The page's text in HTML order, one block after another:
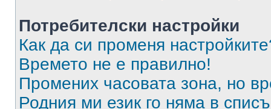
Потребителски настройки
Как да си променя
Времето не е правилно!
Промених часовата зона, но
Родния ми език го няма в